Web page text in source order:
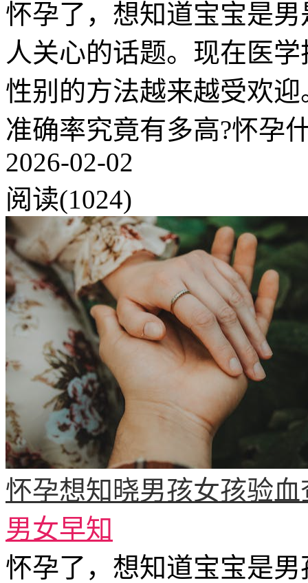
怀孕了，想知道宝宝是
人关心的话题。现在医
性别的方法越来越受欢
准确率究竟有多高?怀孕
2026-02-02
阅读(1024)
怀孕想知晓男孩女孩验
男女早知
怀孕了，想知道宝宝是